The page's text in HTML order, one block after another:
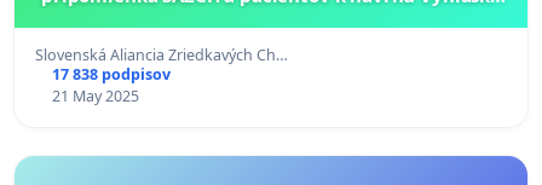
lieku
Slovenská Aliancia Zriedkavých Ch…
17 838 podpisov
21 May 2025